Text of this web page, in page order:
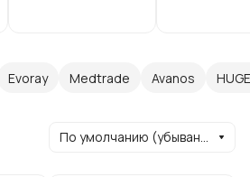
Evoray Medtrade Avanos
По умолчанию (убывание)